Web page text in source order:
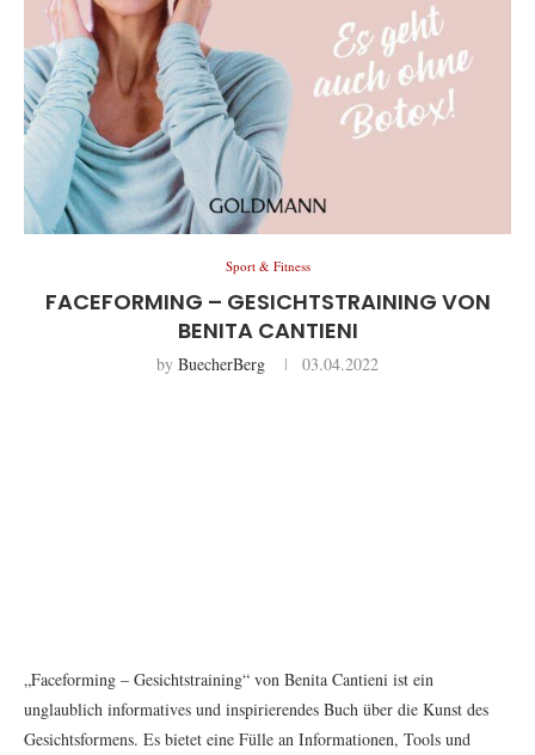
Sport & Fitness
FACEFORMING – GESICHTSTRAINING VON
BENITA CANTIENI
by BuecherBerg 03.04.2022
„Faceforming – Gesichtstraining“ von Benita Cantieni ist ein
unglaublich informatives und inspirierendes Buch über die Kunst des
Gesichtsformens. Es bietet eine Fülle an Informationen, Tools und